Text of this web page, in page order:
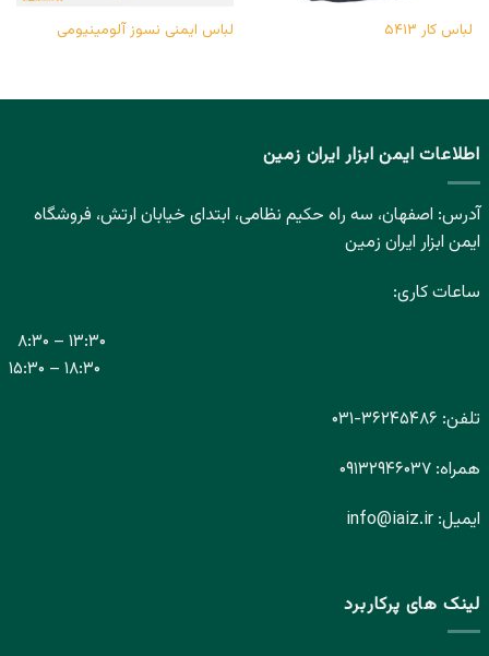
لباس کار ۵۴۱۳ لباس ایمنی نسوز آلومینیومی
اطلاعات ایمن ابزار ایران زمین
آدرس: اصفهان، سه راه حکیم نظامی، ابتدای خیابان ارتش، فروشگاه
ایمن ابزار ایران زمین
ساعات کاری:
۸:۳۰ – ۱۳:۳۰
۱۵:۳۰ – ۱۸:۳۰
تلفن: ۳۶۲۴۵۴۸۶- ۰۳۱
همراه: ۰۹۱۳۲۹۴۶۰۳۷
ایمیل: info@iaiz.ir
لینک های پرکاربرد